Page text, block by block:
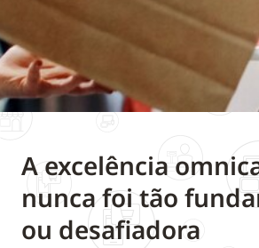
A excelência
nunca foi tão
ou desafiadora